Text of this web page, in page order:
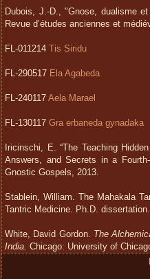
Dubois, J.-D., "Gnose, dualisme
Revue d’études anciennes et
FL-011214 Tis Siridu
FL-290517 Ela Agabeda
FL-240117 Aela Marael
FL-130117 Gra erbaneda gynadaka
Iricinschi, E. “The Teaching
Answers, and Secrets in a
Gnostic Gospels, 2013.
Stablein, William. The Mahakala
Tantric Medicine. Ph.D.
White, David Gordon. The
India. Chicago: University of